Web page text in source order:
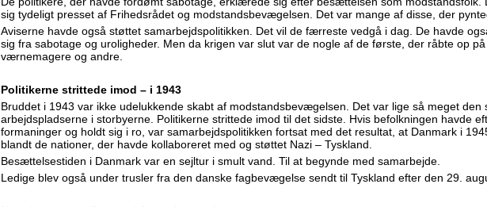
sig tydeligt presset af Frihedsrådet og modstandsbevægelsen. Det var mange af disse, der
Aviserne havde også støttet samarbejdspolitikken. Det vil de færreste vedgå i dag. De havde
sig fra sabotage og uroligheder. Men da krigen var slut var de nogle af de første, der råbte op
værnemagere og andre.
Politikerne strittede imod – i 1943
Bruddet i 1943 var ikke udelukkende skabt af modstandsbevægelsen. Det var lige så meget den
arbejdspladserne i storbyerne. Politikerne strittede imod til det sidste. Hvis befolkningen havde
formaninger og holdt sig i ro, var samarbejdspolitikken fortsat med det resultat, at Danmark i
blandt de nationer, der havde kollaboreret med og støttet Nazi – Tyskland.
Besættelsestiden i Danmark var en sejltur i smult vand. Til at begynde med samarbejde.
Ledige blev også under trusler fra den danske fagbevægelse sendt til Tyskland efter den 29.